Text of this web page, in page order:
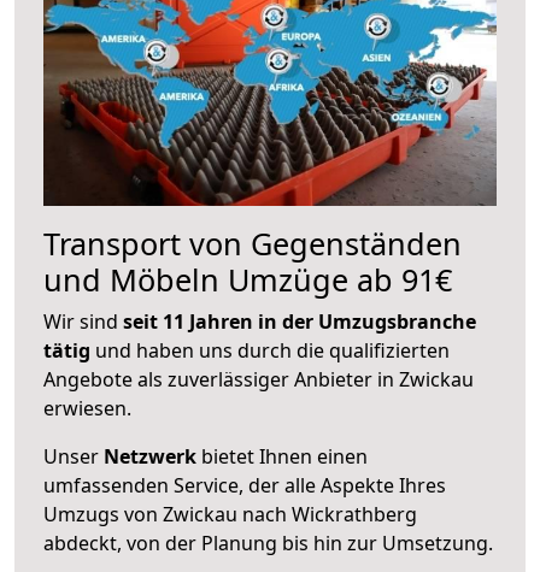
Transport von Gegenständen
und Möbeln Umzüge ab 91€
Wir sind seit 11 Jahren in der Umzugsbranche
tätig und haben uns durch die qualifizierten
Angebote als zuverlässiger Anbieter in Zwickau
erwiesen.
Unser Netzwerk bietet Ihnen einen
umfassenden Service, der alle Aspekte Ihres
Umzugs von Zwickau nach Wickrathberg
abdeckt, von der Planung bis hin zur Umsetzung.